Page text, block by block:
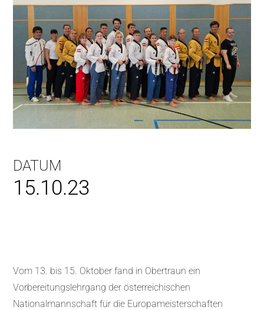
DATUM
15.10.23
Vom 13. bis 15. Oktober fand in Obertraun ein
Vorbereitungslehrgang der österreichischen
Nationalmannschaft für die Europameisterschaften